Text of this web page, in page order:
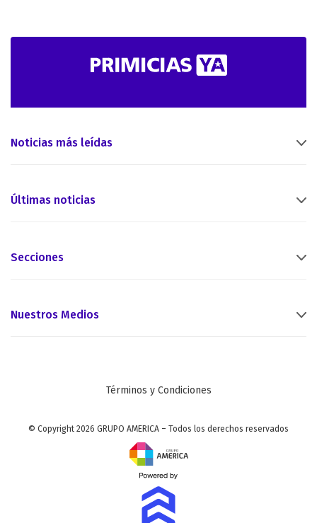
Noticias más leídas
Últimas noticias
Secciones
Nuestros Medios
Términos y Condiciones
© Copyright 2026 GRUPO AMERICA – Todos los derechos reservados